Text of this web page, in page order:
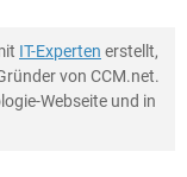
IT-Experten erstellt,
von CCM.net.
Webseite und in